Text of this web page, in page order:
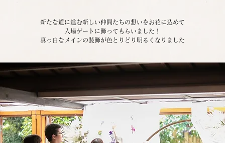
新たな道に進む新しい仲間たちの想いをお花に込めて
入場ゲートに飾ってもらいました！
真っ白なメインの装飾が色とりどり明るくなりました